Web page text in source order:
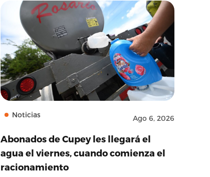
Noticias Ago 6, 2026
Abonados de Cupey les llegará el
agua el viernes, cuando comienza el
racionamiento